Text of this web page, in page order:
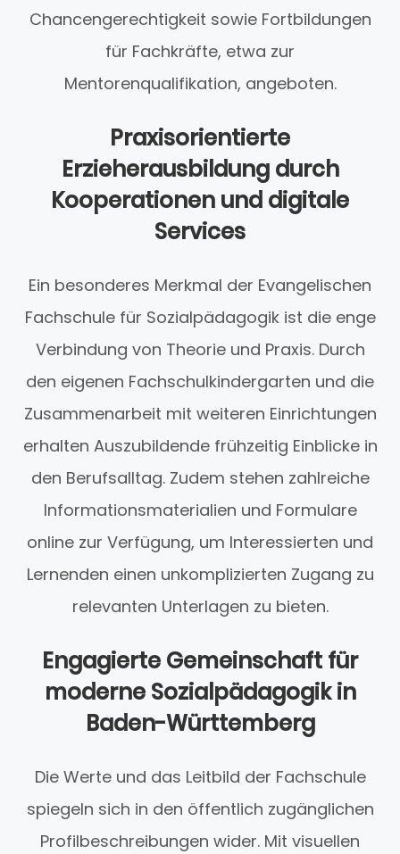
Chancengerechtigkeit sowie Fortbildungen
für Fachkräfte, etwa zur
Mentorenqualifikation, angeboten.
Praxisorientierte
Erzieherausbildung durch
Kooperationen und digitale
Services
Ein besonderes Merkmal der Evangelischen
Fachschule für Sozialpädagogik ist die enge
Verbindung von Theorie und Praxis. Durch
den eigenen Fachschulkindergarten und die
Zusammenarbeit mit weiteren Einrichtungen
erhalten Auszubildende frühzeitig Einblicke in
den Berufsalltag. Zudem stehen zahlreiche
Informationsmaterialien und Formulare
online zur Verfügung, um Interessierten und
Lernenden einen unkomplizierten Zugang zu
relevanten Unterlagen zu bieten.
Engagierte Gemeinschaft für
moderne Sozialpädagogik in
Baden-Württemberg
Die Werte und das Leitbild der Fachschule
spiegeln sich in den öffentlich zugänglichen
Profilbeschreibungen wider. Mit visuellen